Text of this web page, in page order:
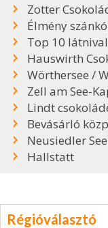
Zotter
Élmény
Top 10
Hauswirth
Wörthersee /
Zell am See-
Lindt
Bevásárló
Neusiedler
Hallstatt
Régióválasztó